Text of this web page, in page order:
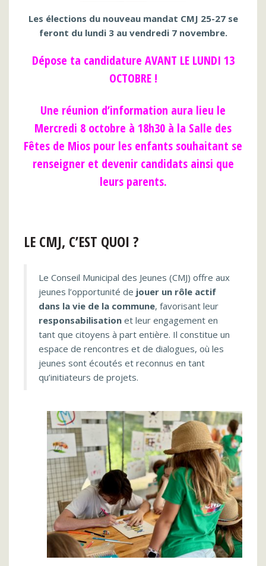
Les élections du nouveau mandat CMJ 25-27 se
feront du lundi 3 au vendredi 7 novembre.
Dépose ta candidature AVANT LE LUNDI 13
OCTOBRE !
Une réunion d’information aura lieu le
Mercredi 8 octobre à 18h30 à la Salle des
Fêtes de Mios pour les enfants souhaitant se
renseigner et devenir candidats ainsi que
leurs parents.
LE CMJ, C’EST QUOI ?
Le Conseil Municipal des Jeunes (CMJ) offre aux
jeunes l’opportunité de jouer un rôle actif
dans la vie de la commune, favorisant leur
responsabilisation et leur engagement en
tant que citoyens à part entière. Il constitue un
espace de rencontres et de dialogues, où les
jeunes sont écoutés et reconnus en tant
qu’initiateurs de projets.